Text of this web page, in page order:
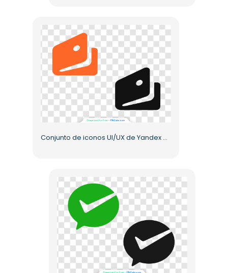
Conjunto de iconos UI/UX de Yandex Wallet (PNG) gratis